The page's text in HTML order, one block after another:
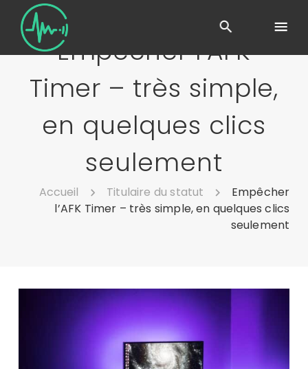
Empêcher l’AFK
Timer – très simple,
en quelques clics
seulement
Accueil Titulaire du statut
Empêcher
l’AFK Timer – très simple, en quelques clics
seulement